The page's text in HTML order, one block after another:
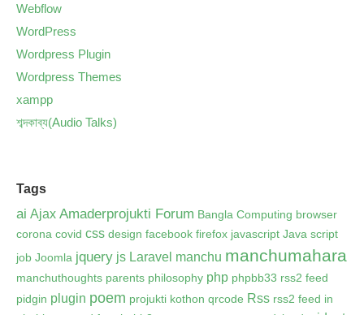
Webflow
WordPress
Wordpress Plugin
Wordpress Themes
xampp
শব্দকাব্য(Audio Talks)
Tags
ai Ajax Amaderprojukti Forum Bangla Computing browser
corona covid css design facebook firefox javascript Java script
job Joomla jquery js Laravel manchu manchumahara
manchuthoughts parents philosophy php phpbb33 rss2 feed
pidgin plugin poem projukti kothon qrcode Rss rss2 feed in